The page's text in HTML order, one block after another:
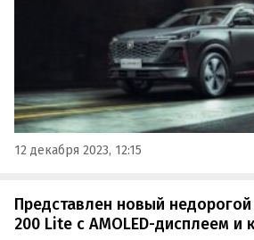
12 декабря 2023, 12:15
Представлен новый
200 Lite с AMOLED-дисплеем и